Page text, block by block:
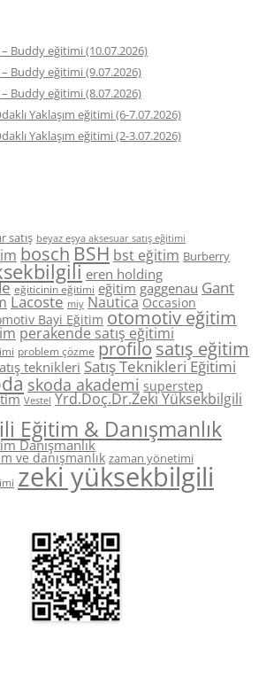
– Buddy eğitimi (10.07.2026)
– Buddy eğitimi (9.07.2026)
– Buddy eğitimi (8.07.2026)
Yaklaşım eğitimi (6-7.07.2026)
Yaklaşım eğitimi (2-3.07.2026)
satış beyaz eşya aksesuar satış eğitimi
boschBSH bst eğitim Burberry
eren holding
eğiticinin eğitimi eğitim gaggenau Gant
Lacoste miy Nautica Occasion
Bayi Eğitim otomotiv eğitim
perakende satış eğitimi
problem çözme profilo satış eğitim
teknikleri Satış Teknikleri Eğitimi
skoda akademi superstep
Vestel Yrd.Doç.Dr.Zeki Yüksekbilgili
Eğitim & Danışmanlık
Danışmanlık
ve danışmanlık zaman yönetimi
zeki yüksekbilgili